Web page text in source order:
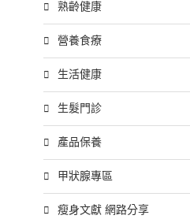
熟齡健康
營養食療
生活健康
生髮門診
產品保養
甲狀腺專區
瘦身文獻 網路分享